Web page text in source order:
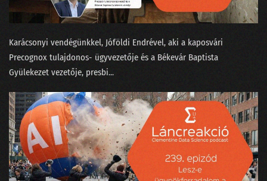
Karácsonyi vendégünkkel, Jóföldi Endrével, aki a kaposvári
⁠Precognox⁠ tulajdonos- ügyvezetője és a Békevár Baptista
Gyülekezet⁠⁠ vezetője, presbi...